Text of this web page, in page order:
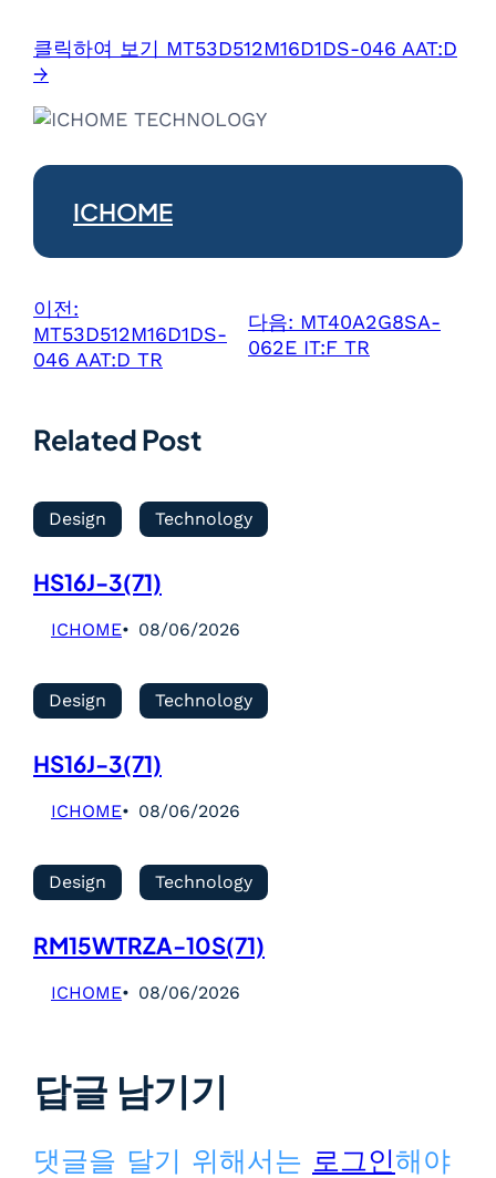
클릭하여 보기 MT53D512M16D1DS-046 AAT:D
→
ICHOME
이전:
MT53D512M16D1DS-
046 AAT:D TR
다음: MT40A2G8SA-
062E IT:F TR
Related Post
Design Technology
HS16J-3(71)
ICHOME 08/06/2026
Design Technology
HS16J-3(71)
ICHOME 08/06/2026
Design Technology
RM15WTRZA-10S(71)
ICHOME 08/06/2026
답글 남기기
댓글을 달기 위해서는 로그인해야